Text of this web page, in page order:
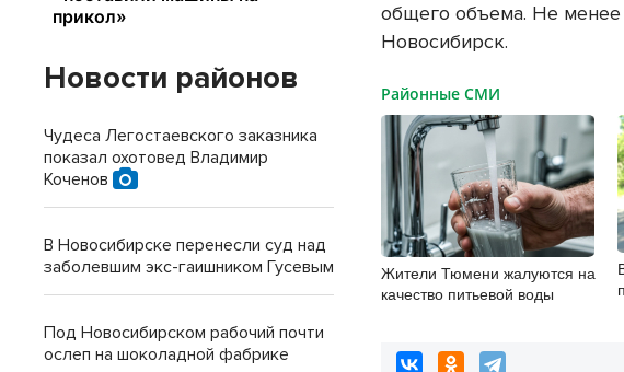
общего объема. Не менее
Новосибирск.
Районные СМИ
Жители Тюмени жалуются на
качество питьевой воды
Новости районов
Чудеса Легостаевского заказника
показал охотовед Владимир
Коченов
В Новосибирске перенесли суд над
заболевшим экс-гаишником Гусевым
Под Новосибирском рабочий почти
ослеп на шоколадной фабрике